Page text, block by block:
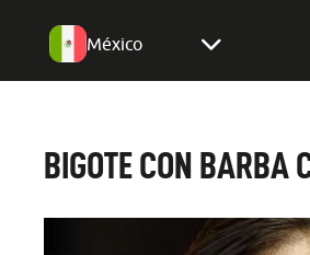
México
BIGOTE CON BARBA